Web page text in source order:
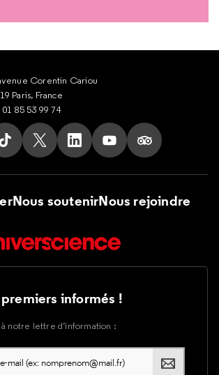
Corentin Cariou
Paris, France
85 53 99 74
Instagram
nous sur Facebook
Suivez nous sur Tik Tok
Suivez nous sur X
Suivez nous sur LinkedIn
Suivez nous sur
Suivez nous
Nous soutenirNous rejoindre
informés !
notre lettre d’information :